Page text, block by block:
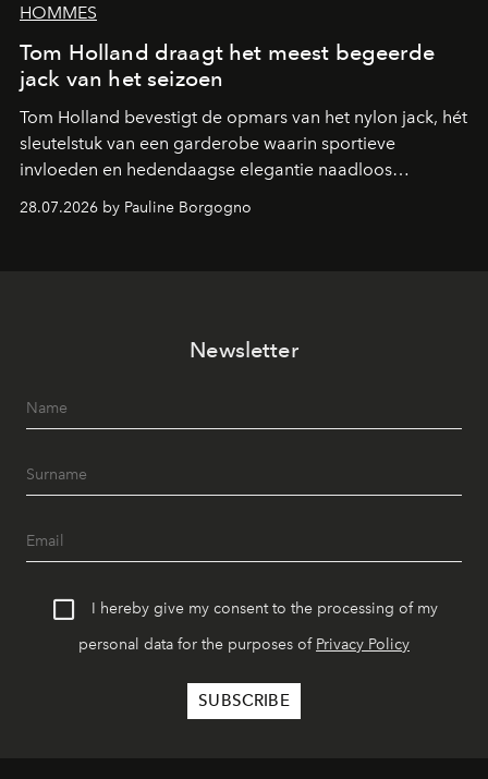
HOMMES
Tom Holland draagt het meest begeerde
jack van het seizoen
Tom Holland bevestigt de opmars van het nylon jack, hét
sleutelstuk van een garderobe waarin sportieve
invloeden en hedendaagse elegantie naadloos
28.07.2026 by Pauline Borgogno
Newsletter
I hereby give my consent to the processing of my
personal data for the purposes of Privacy Policy